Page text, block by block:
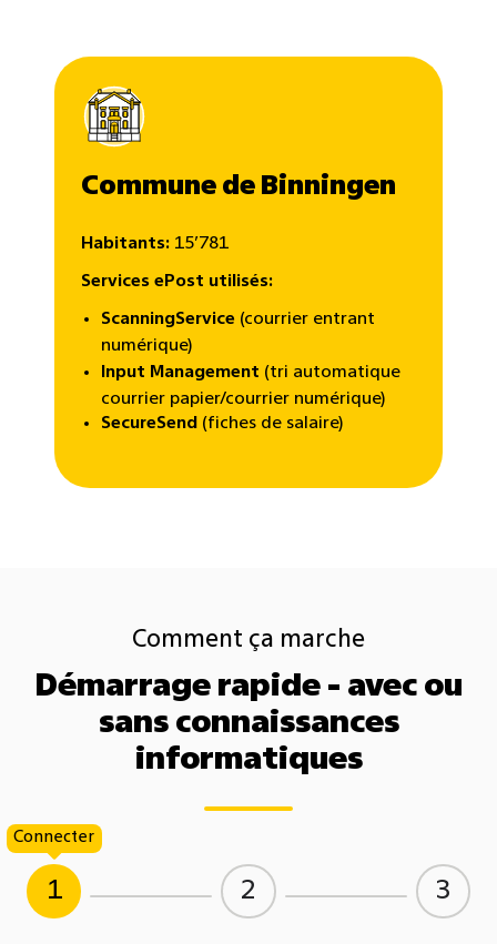
Commune de Binningen
Habitants: 15ʼ781
Services ePost utilisés:
ScanningService (courrier entrant
numérique)
Input Management (tri automatique
courrier papier/courrier numérique)
SecureSend (fiches de salaire)
Comment ça marche
Démarrage rapide - avec ou
sans connaissances
informatiques
Connecter
1 2 3